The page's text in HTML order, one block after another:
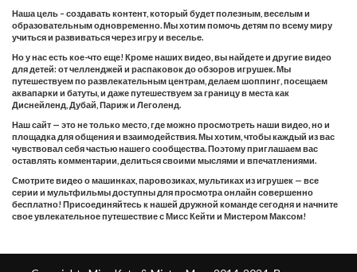
Наша цель – создавать контент, который будет полезным, веселым и
образовательным одновременно. Мы хотим помочь детям по всему миру
учиться и развиваться через игру и веселье.
Но у нас есть кое-что еще! Кроме наших видео, вы найдете и другие видео
для детей: от челленджей и распаковок до обзоров игрушек. Мы
путешествуем по развлекательным центрам, делаем шоппинг, посещаем
аквапарки и батуты, и даже путешествуем за границу в места как
Диснейленд, Дубай, Париж и Леголенд.
Наш сайт — это не только место, где можно просмотреть наши видео, но и
площадка для общения и взаимодействия. Мы хотим, чтобы каждый из вас
чувствовал себя частью нашего сообщества. Поэтому приглашаем вас
оставлять комментарии, делиться своими мыслями и впечатлениями.
Смотрите видео о машинках, паровозиках, мультиках из игрушек — все
серии и мультфильмы доступны для просмотра онлайн совершенно
бесплатно! Присоединяйтесь к нашей дружной команде сегодня и начните
свое увлекательное путешествие с Мисс Кейти и Мистером Максом!